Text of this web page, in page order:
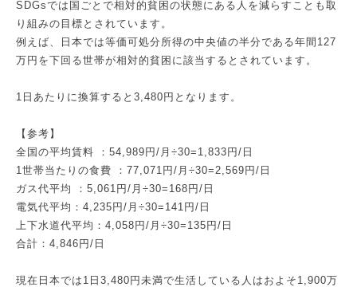
SDGsでは国ごとで相対的貧困の状態にある人を減らすことも取
り組みの目標とされています。
例えば、日本では等価可処分所得の中央値の半分である年間127
万円を下回る世帯が相対的貧困に該当するとされています。
1日あたりに換算すると3,480円となります。
【参考】
全国の平均賃料 ：54,989円/月÷30=1,833円/日
1世帯当たりの食費 ：77,071円/月÷30=2,569円/日
ガス代平均 ：5,061円/月÷30=168円/日
電気代平均：4,235円/月÷30=141円/日
上下水道代平均：4,058円/月÷30=135円/日
合計：4,846円/日
現在日本では1日3,480円未満で生活している人はおよそ1,900万